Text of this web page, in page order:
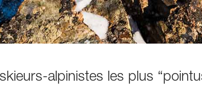
alpinistes les plus